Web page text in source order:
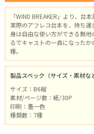
「WIND BREAKER」より、台
実際のアフレコ台本を、持ち
身は自由な使い方ができる無
るでキャストの一員になった
種。
製品スペック（サイズ・素材な
サイズ：B6縦
素材/ページ数：紙/30P
印刷：墨一色
種類数：7種